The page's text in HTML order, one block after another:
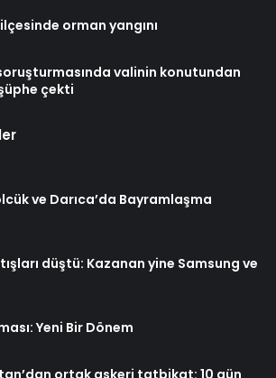
orman yangını
valinin konutundan
çekti
ve Darıca’da Bayramlaşma
düştü: Kazanan yine Samsung ve
Yeni Bir Dönem
ortak askeri tatbikat: 10 gün